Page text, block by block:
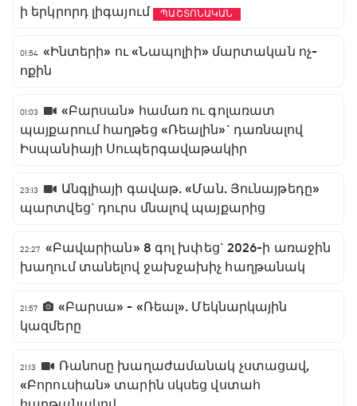
ի երկրորդ լիգայում
ՊԱՇՏՈՆԱԿԱՆ
01:54 «Ինտերի» ու «Նապոլիի» մարտական ոչ-
ոքին
01:03
«Բարսան» համառ ու գոլառատ
պայքարում հաղթեց «Ռեալին»` դառնալով
Իսպանիայի Սուպերգավաթակիր
23:13
Անգլիայի գավաթ. «Ման. Յունայթեդը»
պարտվեց` դուրս մնալով պայքարից
22:27 «Բավարիան» 8 գոլ խփեց` 2026-ի առաջին
խաղում տանելով ջախջախիչ հաղթանակ
21:57
«Բարսա» - «Ռեալ». Մեկնարկային
կազմերը
21:13
Ռանոսը խաղաժամանակ չստացավ,
«Բորուսիան» տարին սկսեց վստահ